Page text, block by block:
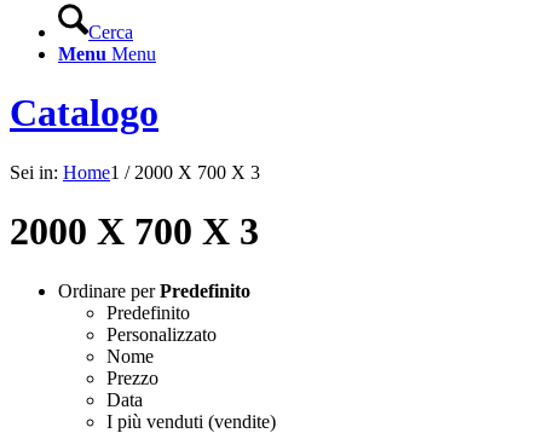
Cerca
Menu Menu
Catalogo
Sei in: Home1 / 2000 X 700 X 3
2000 X 700 X 3
Ordinare perPredefinito
Predefinito
Personalizzato
Nome
Prezzo
Data
I più venduti (vendite)